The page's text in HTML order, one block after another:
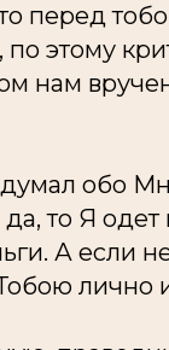
перед
этому
нам
обо
да, то Я
А если
лично